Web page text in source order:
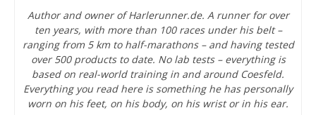
Author and owner of Harlerunner.de. A runner for over
ten years, with more than 100 races under his belt –
ranging from 5 km to half-marathons – and having tested
over 500 products to date. No lab tests – everything is
based on real-world training in and around Coesfeld.
Everything you read here is something he has personally
worn on his feet, on his body, on his wrist or in his ear.